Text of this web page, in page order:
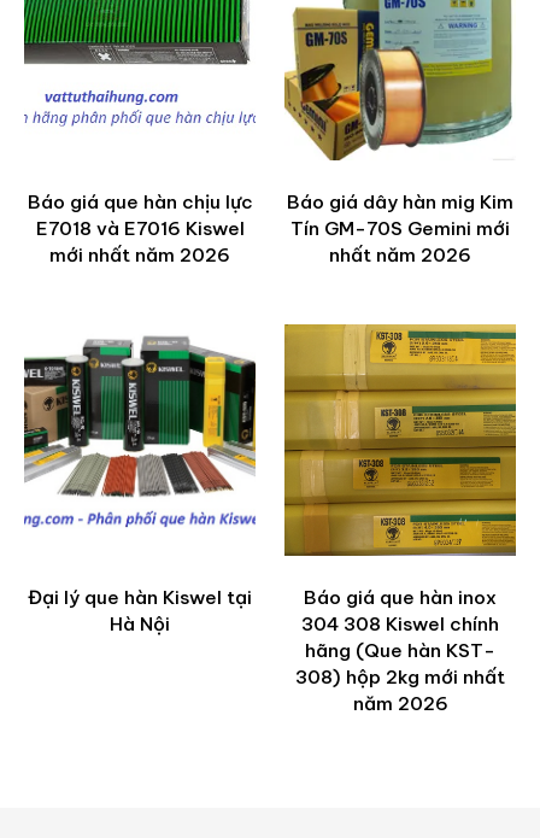
Báo giá que hàn chịu lực
E7018 và E7016 Kiswel
mới nhất năm 2026
Báo giá dây hàn mig Kim
Tín GM-70S Gemini mới
nhất năm 2026
Đại lý que hàn Kiswel tại
Hà Nội
Báo giá que hàn inox
304 308 Kiswel chính
hãng (Que hàn KST-
308) hộp 2kg mới nhất
năm 2026